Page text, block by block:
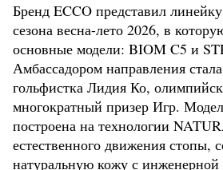
Бренд ECCO представил
сезона весна-лето 2026, в
основные модели: BIOM C5 и
Амбассадором направления
гольфистка Лидия Ко,
многократный призер Игр.
построена на технологии
естественного движения стопы,
натуральную кожу с инженерной